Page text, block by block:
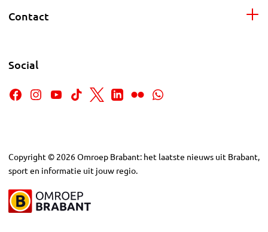
Contact
Social
Copyright © 2026Omroep Brabant: het laatste nieuws uit Brabant,
sport en informatie uit jouw regio.